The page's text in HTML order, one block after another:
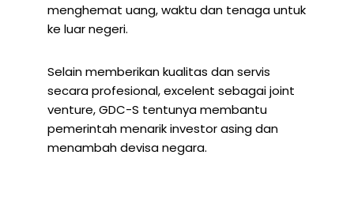
menghemat uang, waktu dan tenaga untuk
ke luar negeri.
Selain memberikan kualitas dan servis
secara profesional, excelent sebagai joint
venture, GDC-S tentunya membantu
pemerintah menarik investor asing dan
menambah devisa negara.